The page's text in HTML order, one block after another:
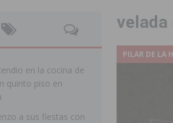
2026 ]
Orihuela organiza un concierto
Country Club
ORIHUELA
2026 ] El Ayuntamiento de Almoradí mejora
Educación destina 1,2 millones
velada
PILAR DE LA
en la cocina de
quinto piso en
a sus fiestas con